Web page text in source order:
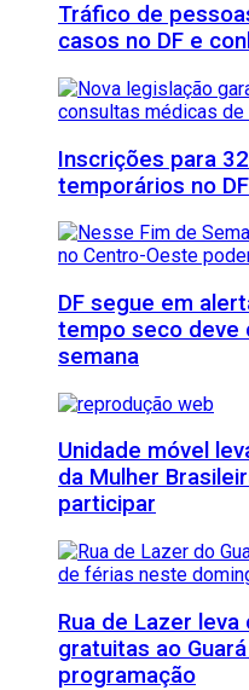
Tráfico de
casos no DF e
Inscrições para
temporários no
DF segue em
tempo seco deve
semana
Unidade móvel
da Mulher
participar
Rua de Lazer
gratuitas ao
programação